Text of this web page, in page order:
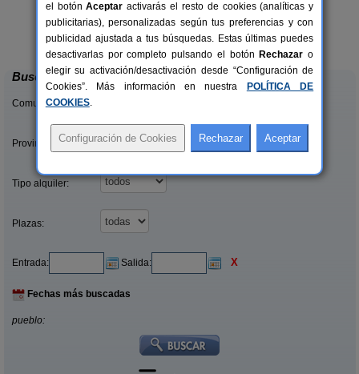
4 pers.
desde30 €
Casa Rural El Barricuevo
Almeida de Sayago (Zamora)
Buscar
Comunidades:
Provincias/Islas:
Tipo alquiler:
Plazas:
Entrada: Salida: X
Fechas más buscadas
pueblo:
el botónAceptar activarás el resto de cookies (analíticas y
publicitarias), personalizadas según tus preferencias y con
publicidad ajustada a tus búsquedas. Estas últimas puedes
desactivarlas por completo pulsando el botón Rechazar o
elegir su activación/desactivación desde “Configuración de
Cookies”. Más información en nuestra
POLÍTICA DE
COOKIES.